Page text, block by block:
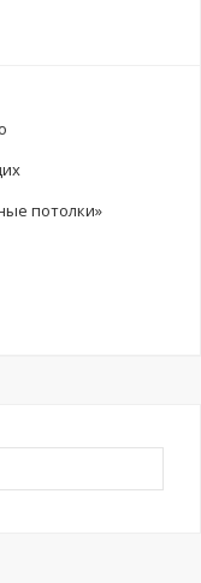
потолки»